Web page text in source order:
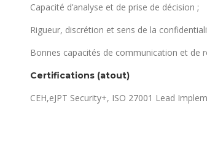
Capacité d’analyse et de prise de décision ;
Rigueur, discrétion et sens de la
Bonnes capacités de communication et de
Certifications (atout)
CEH,eJPT Security+, ISO 27001 Lead